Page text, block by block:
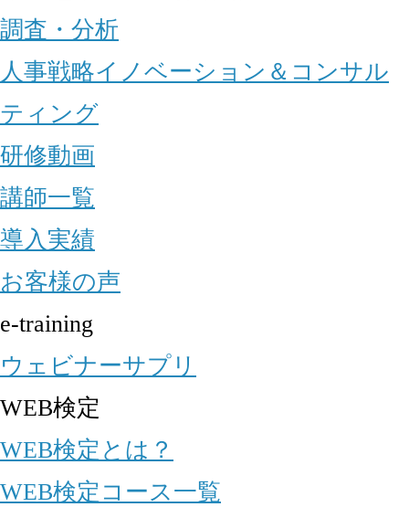
調査・分析
人事戦略イノベーション＆コンサル
ティング
研修動画
講師一覧
導入実績
お客様の声
e-training
ウェビナーサプリ
WEB検定
WEB検定とは？
WEB検定コース一覧